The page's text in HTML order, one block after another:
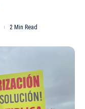
2 Min Read